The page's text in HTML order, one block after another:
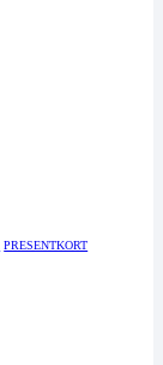
PRESENTKORT